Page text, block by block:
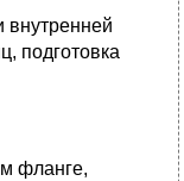
внутренней
подготовка
фланге,